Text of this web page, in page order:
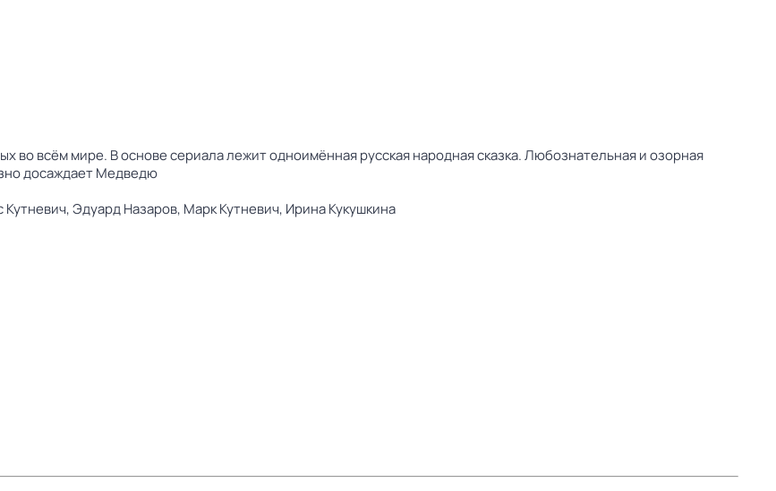
во всём мире. В основе сериала лежит одноимённая русская народная сказка. Любознательная и озорная
досаждает Медведю
Кутневич,Эдуард Назаров, Марк Кутневич, Ирина Кукушкина